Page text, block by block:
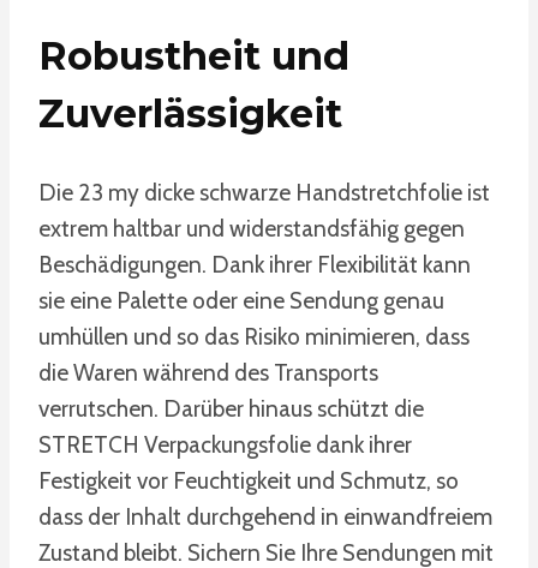
Robustheit und
Zuverlässigkeit
Die 23 my dicke schwarze Handstretchfolie ist
extrem haltbar und widerstandsfähig gegen
Beschädigungen. Dank ihrer Flexibilität kann
sie eine Palette oder eine Sendung genau
umhüllen und so das Risiko minimieren, dass
die Waren während des Transports
verrutschen. Darüber hinaus schützt die
STRETCH Verpackungsfolie dank ihrer
Festigkeit vor Feuchtigkeit und Schmutz, so
dass der Inhalt durchgehend in einwandfreiem
Zustand bleibt. Sichern Sie Ihre Sendungen mit